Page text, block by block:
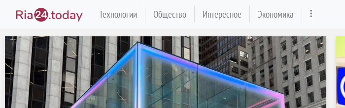
Технологии Общество Интересное Экономика